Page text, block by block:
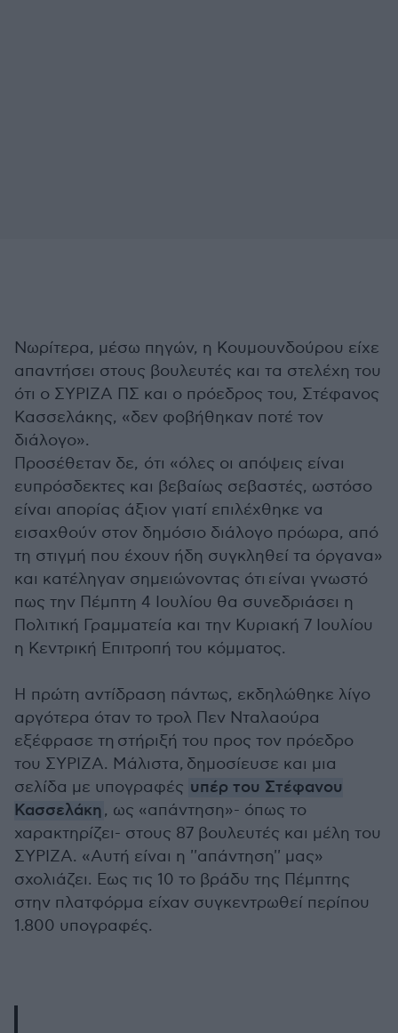
Νωρίτερα, μέσω πηγών, η Κουμουνδούρου είχε
απαντήσει στους βουλευτές και τα στελέχη του
ότι ο ΣΥΡΙΖΑ ΠΣ και ο πρόεδρος του, Στέφανος
Κασσελάκης, «δεν φοβήθηκαν ποτέ τον
διάλογο».
Προσέθεταν δε, ότι «όλες οι απόψεις είναι
ευπρόσδεκτες και βεβαίως σεβαστές, ωστόσο
είναι απορίας άξιον γιατί επιλέχθηκε να
εισαχθούν στον δημόσιο διάλογο πρόωρα, από
τη στιγμή που έχουν ήδη συγκληθεί τα όργανα»
και κατέληγαν σημειώνοντας ότι είναι γνωστό
πως την Πέμπτη 4 Ιουλίου θα συνεδριάσει η
Πολιτική Γραμματεία και την Κυριακή 7 Ιουλίου
η Κεντρική Επιτροπή του κόμματος.
Η πρώτη αντίδραση πάντως, εκδηλώθηκε λίγο
αργότερα όταν το τρολ Πεν Νταλαούρα
εξέφρασε τη στήριξή του προς τον πρόεδρο
του ΣΥΡΙΖΑ. Μάλιστα, δημοσίευσε και μια
σελίδα με υπογραφές υπέρ του Στέφανου
Κασσελάκη, ως «απάντηση»- όπως το
χαρακτηρίζει- στους 87 βουλευτές και μέλη του
ΣΥΡΙΖΑ. «Αυτή είναι η ''απάντηση'' μας»
σχολιάζει. Εως τις 10 το βράδυ της Πέμπτης
στην πλατφόρμα είχαν συγκεντρωθεί περίπου
1.800 υπογραφές.